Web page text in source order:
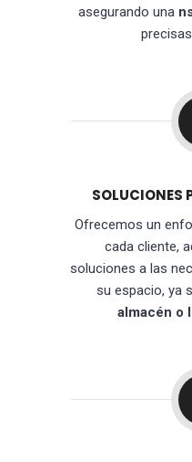
asegurando una
SOLUCIONES
Ofrecemos un
cada cliente,
soluciones a las
su espacio, ya
almacén o